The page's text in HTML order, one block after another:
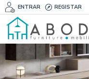
ENTRAR REGISTAR